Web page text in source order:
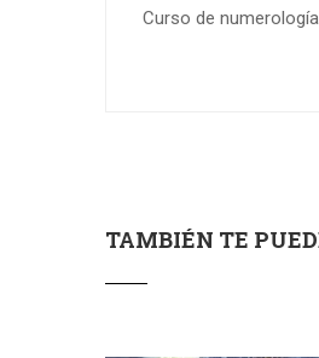
Curso de numerología
TAMBIÉN TE